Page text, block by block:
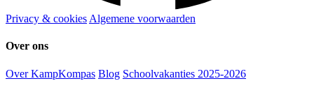
Privacy & cookies Algemene voorwaarden
Over ons
Over KampKompas Blog Schoolvakanties 2025-2026